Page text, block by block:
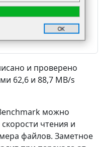
и проверено
62,6 и 88,7 MB/s
можно
чтения и
файлов. Заметное